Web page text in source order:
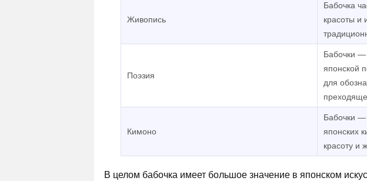
Живопись
Бабочка
красоты и
Поэзия
Бабочки —
японской
для
Кимоно
Бабочки —
японских
красоту и
В целом бабочка имеет большое значение в японском